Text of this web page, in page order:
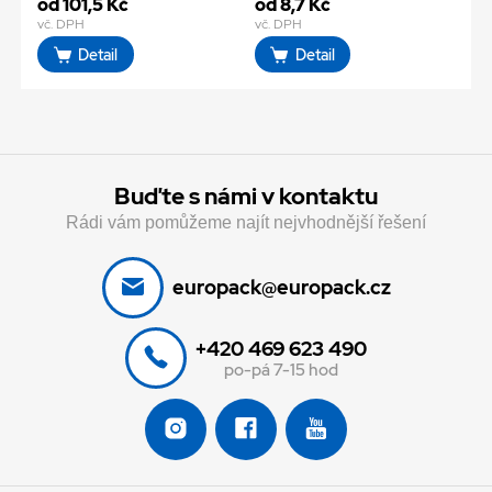
od 101,5 Kč
vč. DPH
Detail
od 8,7 Kč
vč. DPH
Detail
Buďte s námi v kontaktu
Rádi vám pomůžeme najít nejvhodnější řešení
europack@europack.cz
+420 469 623 490
po-pá 7-15 hod